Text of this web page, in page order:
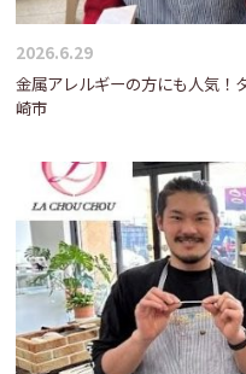
2026.6.29
金属アレルギーの方にも人気！
崎市